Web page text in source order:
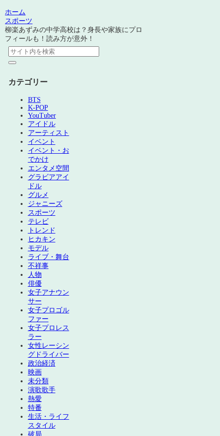
ホーム
スポーツ
柳楽あずみの中学高校は？身長や家族にプロ
フィールも！読み方が意外！
カテゴリー
BTS
K-POP
YouTuber
アイドル
アーティスト
イベント
イベント・お
でかけ
エンタメ空間
グラビアアイ
ドル
グルメ
ジャニーズ
スポーツ
テレビ
トレンド
ヒカキン
モデル
ライブ・舞台
不祥事
人物
俳優
女子アナウン
サー
女子プロゴル
ファー
女子プロレス
ラー
女性レーシン
グドライバー
政治経済
映画
未分類
演歌歌手
熱愛
特番
生活・ライフ
スタイル
破局